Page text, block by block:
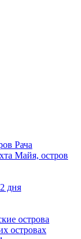
Рача
Майя, остров
дня
острова
островах